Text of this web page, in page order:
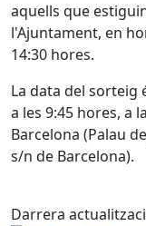
aquells que
l'Ajuntament, en
14:30 hores.
La data del sorteig
a les 9:45 hores, a
Barcelona (Palau
s/n de Barcelona).
Darrera